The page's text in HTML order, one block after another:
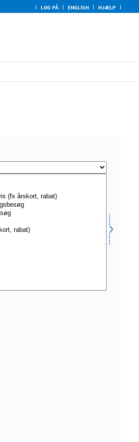
LOG PÅ ENGLISH HJÆLP